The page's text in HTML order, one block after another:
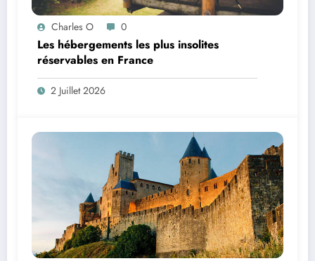
Charles O 0
Les hébergements les plus insolites
réservables en France
2 Juillet 2026